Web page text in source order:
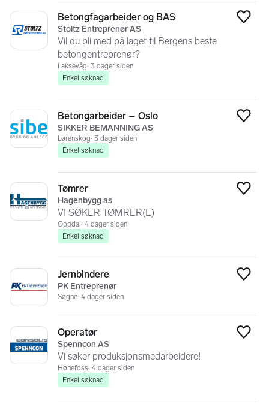
Betongfagarbeider og BAS
Stoltz Entreprenør AS
Vil du bli med på laget til Bergens beste
betongentreprenør?
Laksevåg 3 dager siden
Enkel søknad
Betongarbeider – Oslo
SIKKER BEMANNING AS
Lørenskog 3 dager siden
Enkel søknad
Tømrer
Hagenbygg as
VI SØKER TØMRER(E)
Oppdal
4 dager siden
Enkel søknad
Jernbindere
PK Entreprenør
Søgne 4 dager siden
Operatør
Spenncon AS
Vi søker produksjonsmedarbeidere!
Hønefoss 4 dager siden
Enkel søknad